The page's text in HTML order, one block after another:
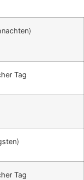
Tag
Tag